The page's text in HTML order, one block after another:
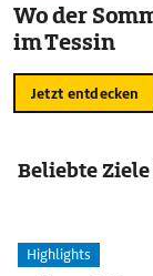
Wo der
im Tessin
Jetzt entdecken
Beliebte
Highlights